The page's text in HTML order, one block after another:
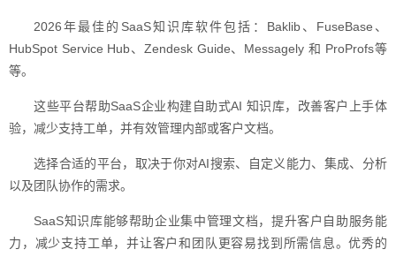
2026年最佳的SaaS知识库软件包括：Baklib、FuseBase、
HubSpot Service Hub、Zendesk Guide、Messagely 和 ProProfs等
等。
这些平台帮助SaaS企业构建自助式AI 知识库，改善客户上手体
验，减少支持工单，并有效管理内部或客户文档。
选择合适的平台，取决于你对AI搜索、自定义能力、集成、分析
以及团队协作的需求。
SaaS知识库能够帮助企业集中管理文档，提升客户自助服务能
力，减少支持工单，并让客户和团队更容易找到所需信息。优秀的